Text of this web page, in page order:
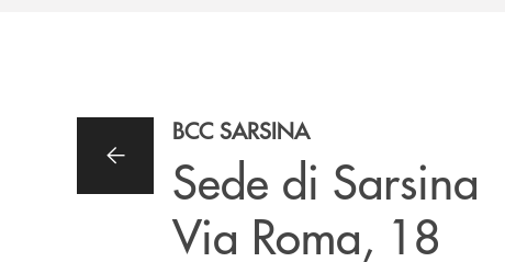
BCC SARSINA
Sede di Sarsina
Via Roma, 18